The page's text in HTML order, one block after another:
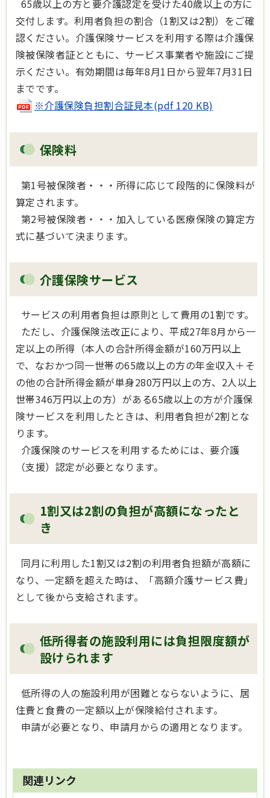
65歳以上の方と要介護認定を受けた40歳以上の方に
交付します。利用者負担の割合（1割又は2割）をご確
認ください。介護保険サービスを利用する際は介護保
険被保険者証とともに、サービス事業者や施設にご提
示ください。有効期間は毎年8月1日から翌年7月31日
までです。
※介護保険負担割合証見本(pdf 120 KB)
保険料
第1号被保険者・・・所得に応じて段階的に保険料が
算定されます。
第2号被保険者・・・加入している医療保険の算定方
式に基づいて決まります。
介護保険サービス
サービスの利用者負担は原則として費用の1割です。
ただし、介護保険法改正により、平成27年8月から一
定以上の所得（本人の合計所得金額が160万円以上
で、なおかつ同一世帯の65歳以上の方の年金収入＋そ
の他の合計所得金額が単身280万円以上の方、2人以上
世帯346万円以上の方）がある65歳以上の方が介護保
険サービスを利用したときは、利用者負担が2割とな
ります。
介護保険のサービスを利用するためには、要介護
（支援）認定が必要となります。
1割又は2割の負担が高額になったと
き
同月に利用した1割又は2割の利用者負担額が高額に
なり、一定額を超えた時は、「高額介護サービス費」
として後から支給されます。
低所得者の施設利用には負担限度額が
設けられます
低所得の人の施設利用が困難とならないように、居
住費と食費の一定額以上が保険給付されます。
申請が必要となり、申請月からの適用となります。
関連リンク